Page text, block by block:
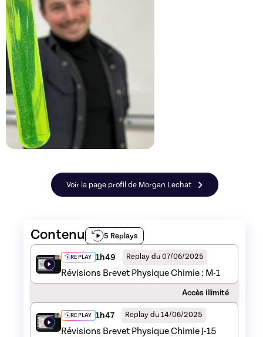
Voir la page profil de Morgan Lechat
Contenu 5 Replays
REPLAY 1h49 Replay du 07/06/2025
Révisions Brevet Physique Chimie : M-1
Accès illimité
REPLAY 1h47 Replay du 14/06/2025
Révisions Brevet Physique Chimie J-15